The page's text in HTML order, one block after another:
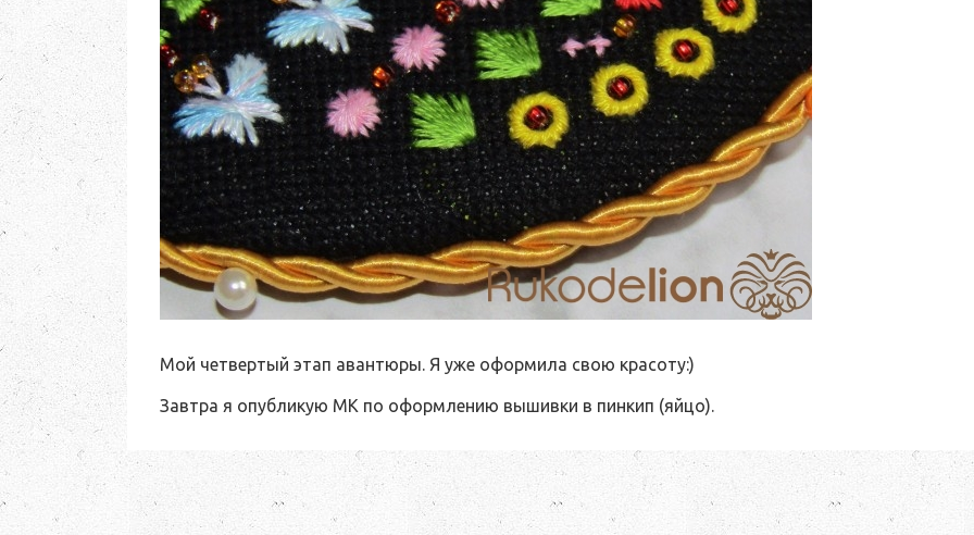
Мой четвертый этап авантюры. Я уже оформила свою красоту:)
Завтра я опубликую МК по оформлению вышивки в пинкип (яйцо).